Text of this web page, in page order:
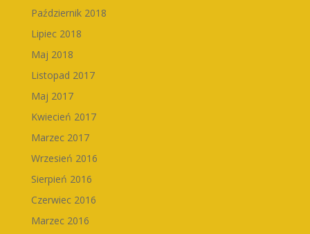
Październik 2018
Lipiec 2018
Maj 2018
Listopad 2017
Maj 2017
Kwiecień 2017
Marzec 2017
Wrzesień 2016
Sierpień 2016
Czerwiec 2016
Marzec 2016